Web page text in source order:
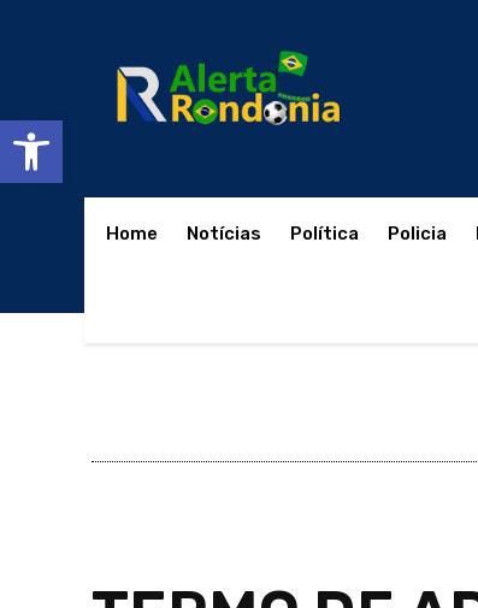
Abrir a barra de ferramentas
Home Notícias Política Policia